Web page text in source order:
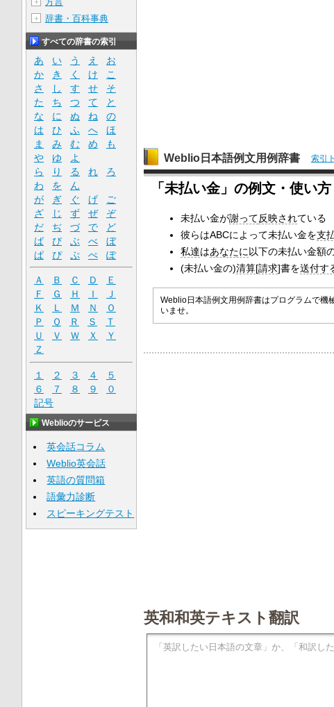
Weblio日本語例文用例辞書 索引
「未払い金」の例文・使い
未払い金が謝って反映されている
彼らはABCによって未払い金を支
私達はあなたに以下の未払い金額
(未払い金の)清算[請求]書を送付す
Weblio日本語例文用例辞書はプログラムで機
いませ。
英和和英テキスト翻訳
＋ 辞書・百科事典
すべての辞書の索引
あ い う え
お
か
き く け
こ
さ
し す せ
そ
た
ち つ て
と
な
に ぬ ね
の
は
ひ ふ へ
ほ
ま
み む め
も
や
ゆ
よ
ら
り る れ
ろ
わ
を
ん
が
ぎ ぐ げ
ご
ざ
じ ず ぜ
ぞ
だ
ぢ づ で
ど
ば
び ぶ べ
ぼ
ぱ
ぴ ぷ ぺ ぽ
Ａ Ｂ Ｃ Ｄ
Ｅ
Ｆ
Ｇ Ｈ Ｉ
Ｊ
Ｋ
Ｌ Ｍ Ｎ
Ｏ
Ｐ
Ｑ Ｒ Ｓ
Ｔ
Ｕ
Ｖ Ｗ Ｘ
Ｙ
Ｚ
１ ２ ３ ４
５
６
７ ８ ９
０
記号
Weblioのサービス
英会話コラム
Weblio英会話
英語の質問箱
語彙力診断
スピーキングテスト